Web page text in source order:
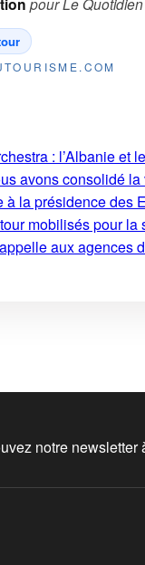
: l’Albanie et
avons consolidé
la présidence des
mobilisés pour
aux agences
notre